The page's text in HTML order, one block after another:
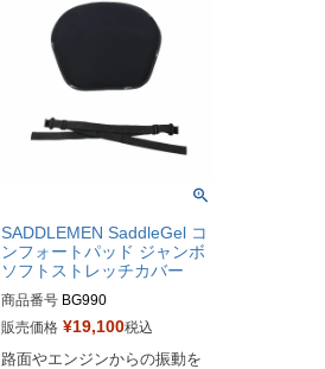
SADDLEMEN SaddleGel コ
ンフォートパッド ジャンボ
ソフトストレッチカバー
商品番号 BG990
販売価格 ¥19,100税込
路面やエンジンからの振動を